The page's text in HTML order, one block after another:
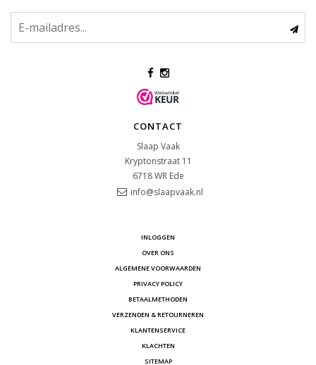
CONTACT
Slaap Vaak
Kryptonstraat 11
6718 WR Ede
info@slaapvaak.nl
INLOGGEN
OVER ONS
ALGEMENE VOORWAARDEN
PRIVACY POLICY
BETAALMETHODEN
VERZENDEN & RETOURNEREN
KLANTENSERVICE
KLACHTEN
SITEMAP